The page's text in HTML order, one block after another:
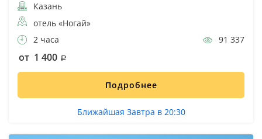
Казань
отель «Ногай»
2 часа
91 337
от 1 400
Подробнее
Ближайшая Завтра в 20:30